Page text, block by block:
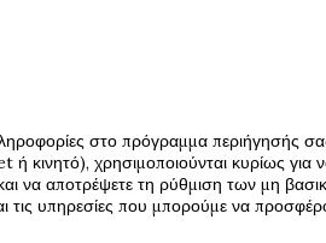
στο πρόγραμμα περιήγησής
χρησιμοποιούνται κυρίως για
να αποτρέψετε τη ρύθμιση των μη
τις υπηρεσίες που μπορούμε να